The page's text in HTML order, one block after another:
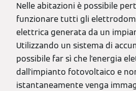
Nelle abitazioni è possibile
funzionare tutti gli
elettrica generata da un
Utilizzando un sistema di
possibile far sì che l'energia
dall'impianto fotovoltaico e
istantaneamente venga